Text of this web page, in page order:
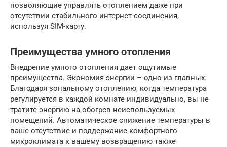
позволяющие управлять отоплением даже при
отсутствии стабильного интернет-соединения,
используя SIM-карту.
Преимущества умного отопления
Внедрение умного отопления дает ощутимые
преимущества. Экономия энергии – одно из главных.
Благодаря зональному отоплению, когда температура
регулируется в каждой комнате индивидуально, вы не
тратите энергию на обогрев неиспользуемых
помещений. Автоматическое снижение температуры в
ваше отсутствие и поддержание комфортного
микроклимата к вашему возвращению также